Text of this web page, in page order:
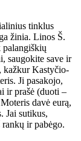
tinklus
žinia. Linos Š.
palangiškių
saugokite save ir
kažkur Kastyčio-
Ji pasakojo,
ir prašė (duoti –
davė eurą,
Jai sutikus,
ir pabėgo.